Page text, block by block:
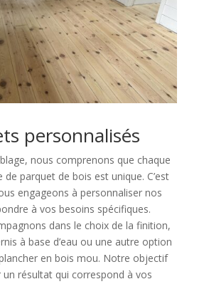
personnalisés
nous comprenons que chaque
de parquet de bois est unique. C’est
engageons à personnaliser nos
à vos besoins spécifiques.
dans le choix de la finition,
à base d’eau ou une autre option
en bois mou. Notre objectif
résultat qui correspond à vos